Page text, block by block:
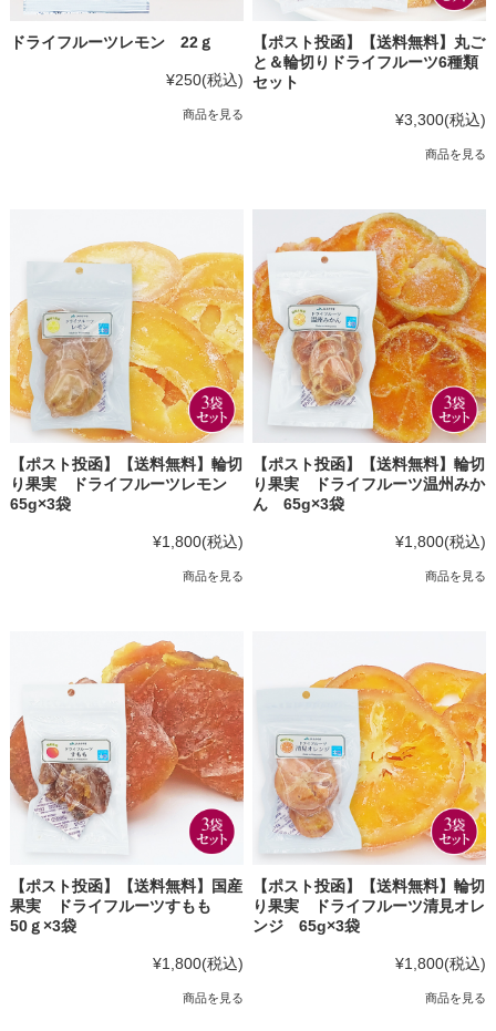
ドライフルーツレモン 22ｇ
¥250(税込)
商品を見る
【ポスト投函】【送料無料】丸ご
と＆輪切りドライフルーツ6種類
セット
¥3,300(税込)
商品を見る
【ポスト投函】【送料無料】輪切
り果実 ドライフルーツレモン
65g×3袋
¥1,800(税込)
商品を見る
【ポスト投函】【送料無料】輪切
り果実 ドライフルーツ温州みか
ん 65g×3袋
¥1,800(税込)
商品を見る
【ポスト投函】【送料無料】国産
果実 ドライフルーツすもも
50ｇ×3袋
¥1,800(税込)
商品を見る
【ポスト投函】【送料無料】輪切
り果実 ドライフルーツ清見オレ
ンジ 65g×3袋
¥1,800(税込)
商品を見る